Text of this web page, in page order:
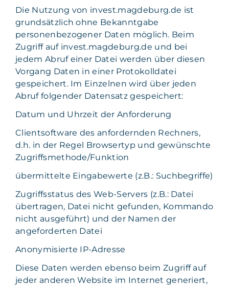
Die Nutzung von invest.magdeburg.de ist
grundsätzlich ohne Bekanntgabe
personenbezogener Daten möglich. Beim
Zugriff auf invest.magdeburg.de und bei
jedem Abruf einer Datei werden über diesen
Vorgang Daten in einer Protokolldatei
gespeichert. Im Einzelnen wird über jeden
Abruf folgender Datensatz gespeichert:
Datum und Uhrzeit der Anforderung
Clientsoftware des anfordernden Rechners,
d.h. in der Regel Browsertyp und gewünschte
Zugriffsmethode/Funktion
übermittelte Eingabewerte (z.B.: Suchbegriffe)
Zugriffsstatus des Web-Servers (z.B.: Datei
übertragen, Datei nicht gefunden, Kommando
nicht ausgeführt) und der Namen der
angeforderten Datei
Anonymisierte IP-Adresse
Diese Daten werden ebenso beim Zugriff auf
jeder anderen Website im Internet generiert,